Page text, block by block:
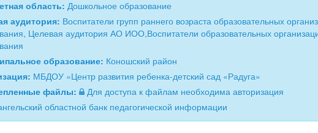
область: Дошкольное образование
аудитория: Воспитатели групп раннего возраста образовательных
Целевая аудитория АО ИОО,Воспитатели образовательных
образование: Коношский район
МБДОУ «Центр развития ребенка-детский сад «Радуга»
файлы:
Для доступа к файлам необходима авторизация
областной банк педагогической информации